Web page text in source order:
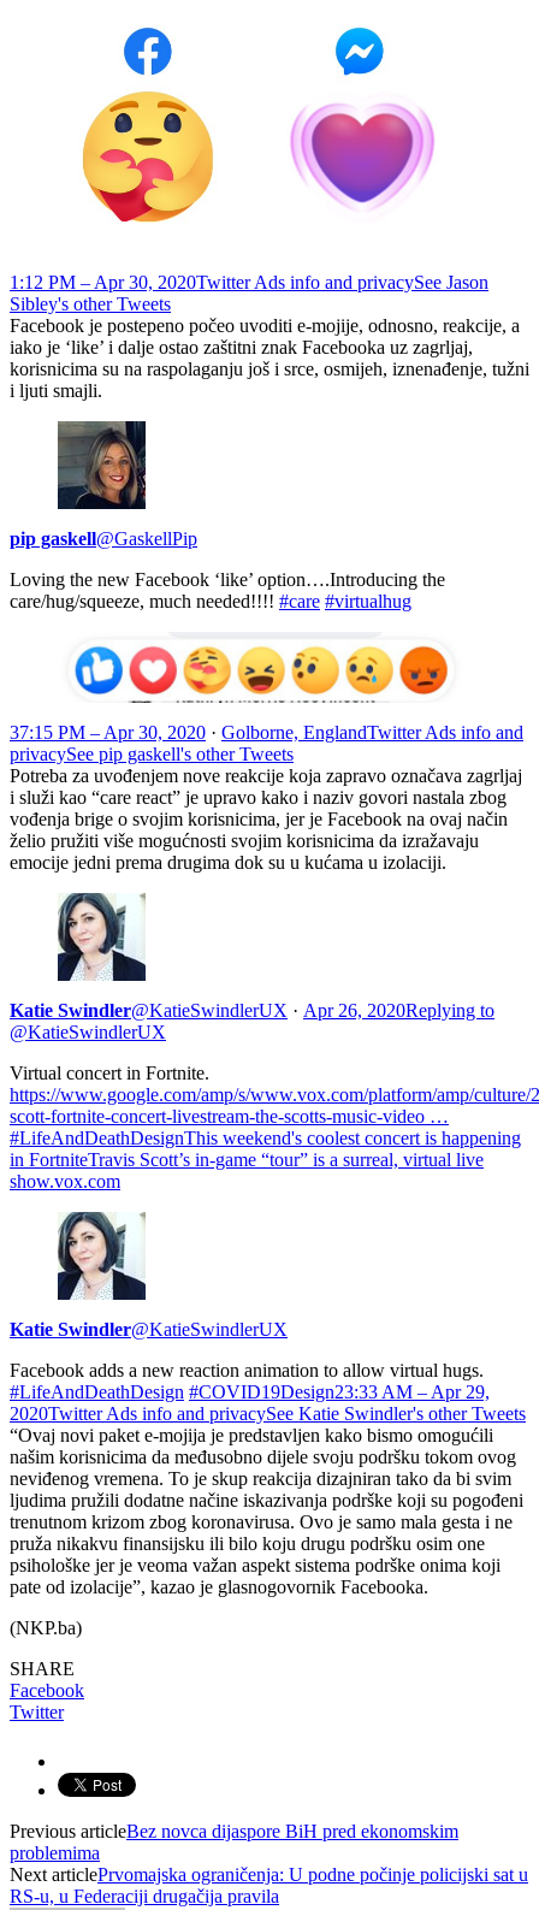
1:12 PM – Apr 30, 2020Twitter Ads info and privacySee Jason
Sibley's other Tweets
Facebook je postepeno počeo uvoditi e-mojije, odnosno, reakcije, a
iako je ‘like’ i dalje ostao zaštitni znak Facebooka uz zagrljaj,
korisnicima su na raspolaganju još i srce, osmijeh, iznenađenje, tužni
i ljuti smajli.
pip gaskell@GaskellPip
Loving the new Facebook ‘like’ option….Introducing the
care/hug/squeeze, much needed!!!! #care #virtualhug
37:15 PM – Apr 30, 2020 · Golborne, EnglandTwitter Ads info and
privacySee pip gaskell's other Tweets
Potreba za uvođenjem nove reakcije koja zapravo označava zagrljaj
i služi kao “care react” je upravo kako i naziv govori nastala zbog
vođenja brige o svojim korisnicima, jer je Facebook na ovaj način
želio pružiti više mogućnosti svojim korisnicima da izražavaju
emocije jedni prema drugima dok su u kućama u izolaciji.
Katie Swindler@KatieSwindlerUX · Apr 26, 2020Replying to
@KatieSwindlerUX
Virtual concert in Fortnite.
https://www.google.com/amp/s/www.vox.com/platform/amp/culture/
scott-fortnite-concert-livestream-the-scotts-music-video …
#LifeAndDeathDesignThis weekend's coolest concert is happening
in FortniteTravis Scott’s in-game “tour” is a surreal, virtual live
show.vox.com
Katie Swindler@KatieSwindlerUX
Facebook adds a new reaction animation to allow virtual hugs.
#LifeAndDeathDesign #COVID19Design23:33 AM – Apr 29,
2020Twitter Ads info and privacySee Katie Swindler's other Tweets
“Ovaj novi paket e-mojija je predstavljen kako bismo omogućili
našim korisnicima da međusobno dijele svoju podršku tokom ovog
neviđenog vremena. To je skup reakcija dizajniran tako da bi svim
ljudima pružili dodatne načine iskazivanja podrške koji su pogođeni
trenutnom krizom zbog koronavirusa. Ovo je samo mala gesta i ne
pruža nikakvu finansijsku ili bilo koju drugu podršku osim one
psihološke jer je veoma važan aspekt sistema podrške onima koji
pate od izolacije”, kazao je glasnogovornik Facebooka.
(NKP.ba)
SHARE
Facebook
Twitter
Previous articleBez novca dijaspore BiH pred ekonomskim
problemima
Next articlePrvomajska ograničenja: U podne počinje policijski sat u
RS-u, u Federaciji drugačija pravila